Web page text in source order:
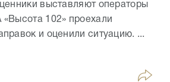
выставляют операторы
102» проехали
и оценили ситуацию. ...